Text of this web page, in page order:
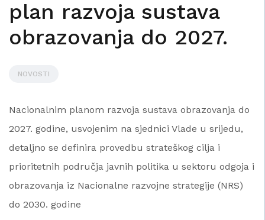
plan razvoja sustava
obrazovanja do 2027.
NOVOSTI
Nacionalnim planom razvoja sustava obrazovanja do
2027. godine, usvojenim na sjednici Vlade u srijedu,
detaljno se definira provedbu strateškog cilja i
prioritetnih područja javnih politika u sektoru odgoja i
obrazovanja iz Nacionalne razvojne strategije (NRS)
do 2030. godine